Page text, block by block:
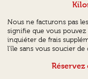
Nous ne facturons pas
signifie que vous
inquiéter de frais
l'île sans vous soucier